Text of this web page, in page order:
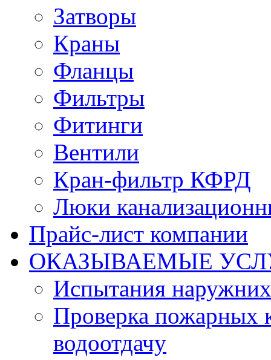
Затворы
Краны
Фланцы
Фильтры
Фитинги
Вентили
Кран-фильтр КФРД
Люки
Прайс-лист компании
ОКАЗЫВАЕМЫЕ
Испытания
Проверка пожарных
водоотдачу